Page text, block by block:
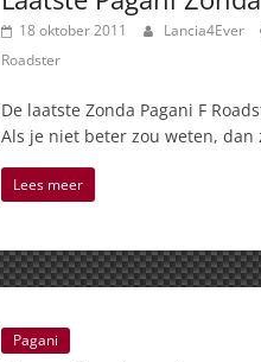
18 oktober 2011 Lancia4Ever
Roadster
De laatste Zonda Pagani F
Als je niet beter zou weten, dan
Lees meer
Pagani